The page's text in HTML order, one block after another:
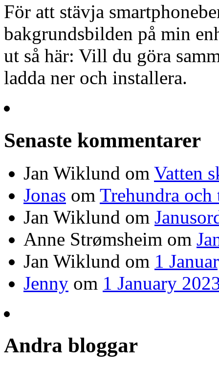
För att stävja
bakgrundsbilden på min
ut så här: Vill du göra
ladda ner och installera.
Senaste kommentarer
Jan Wiklund om Vatten
Jonas om Trehundra
Jan Wiklund om
Anne Strømsheim om
Jan Wiklund om 1
Jenny om 1 January
Andra bloggar